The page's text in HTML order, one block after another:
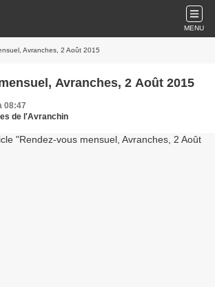
MENU
Avranches, 2 Août 2015
Avranches, 2 Août 2015
08:47
de l'Avranchin